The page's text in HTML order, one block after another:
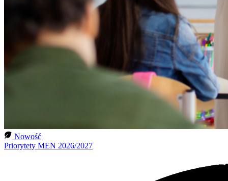
Nowość
Priorytety MEN 2026/2027